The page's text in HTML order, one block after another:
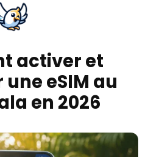
activer et
eSIM au
en 2026